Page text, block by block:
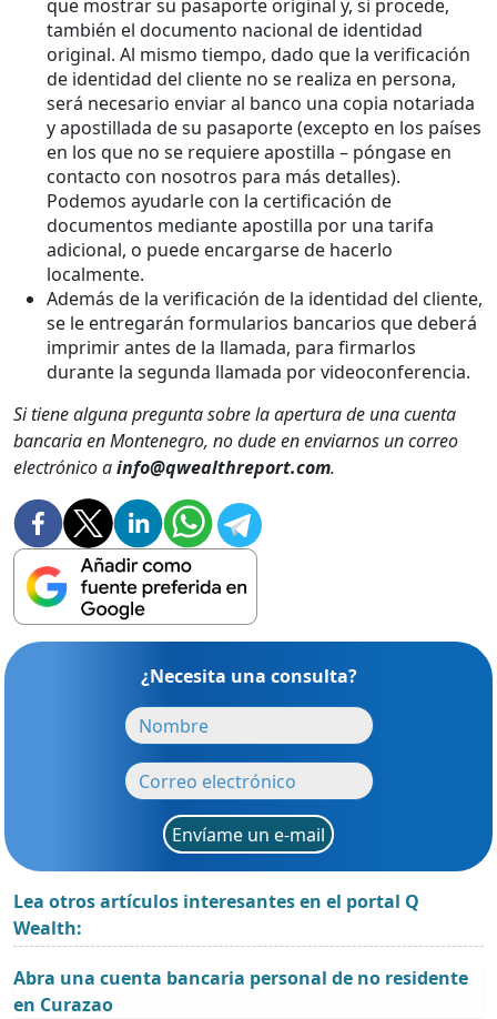
que mostrar su pasaporte original y, si procede,
también el documento nacional de identidad
original. Al mismo tiempo, dado que la verificación
de identidad del cliente no se realiza en persona,
será necesario enviar al banco una copia notariada
y apostillada de su pasaporte (excepto en los países
en los que no se requiere apostilla – póngase en
contacto con nosotros para más detalles).
Podemos ayudarle con la certificación de
documentos mediante apostilla por una tarifa
adicional, o puede encargarse de hacerlo
localmente.
Además de la verificación de la identidad del cliente,
se le entregarán formularios bancarios que deberá
imprimir antes de la llamada, para firmarlos
durante la segunda llamada por videoconferencia.
Si tiene alguna pregunta sobre la apertura de una cuenta
bancaria en Montenegro, no dude en enviarnos un correo
electrónico ainfo@qwealthreport.com.
¿Necesita una consulta?
Envíame un e-mail
Lea otros artículos interesantes en el portal Q
Wealth:
Abra una cuenta bancaria personal de no residente
en Curazao